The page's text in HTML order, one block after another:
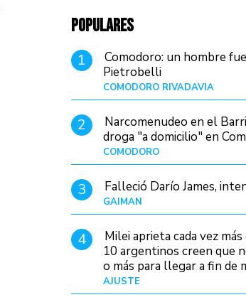
POPULARES
1
Comodoro: un hombre
Pietrobelli
COMODORO RIVADAVIA
2
Narcomenudeo en el
droga "a domicilio" en
COMODORO
3 Falleció Darío James,
GAIMAN
4
Milei aprieta cada vez
10 argentinos creen que
o más para llegar a fin de
AJUSTE